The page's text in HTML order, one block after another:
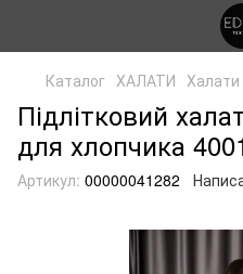
Каталог ХАЛАТИ Халати
Підлітковий
для хлопчика
Артикул: 00000041282